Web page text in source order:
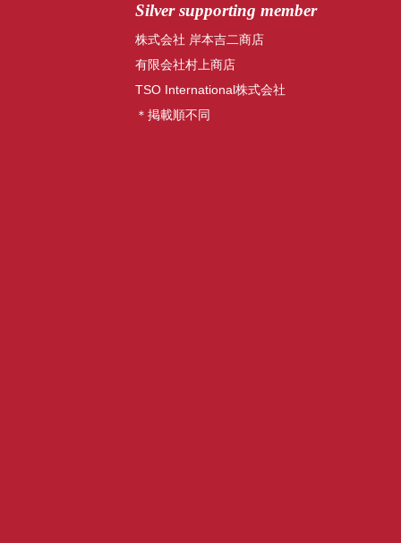
Silver supporting member
株式会社 岸本吉二商店
有限会社村上商店
TSO International株式会社
＊掲載順不同